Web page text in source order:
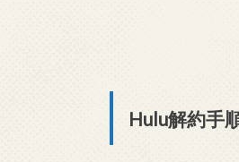
Hulu解約手